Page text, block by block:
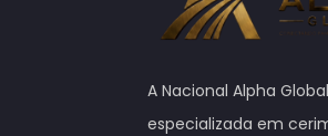
A Nacional Alpha
especializada em